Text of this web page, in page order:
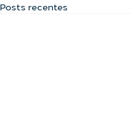
Posts recentes